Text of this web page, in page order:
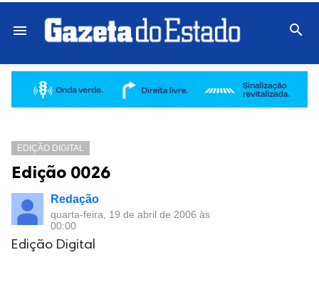
menu 
EDIÇÃO DIGITAL
Edição 0026
Redação
quarta-feira, 19 de abril de 2006 às
00:00
Edição Digital